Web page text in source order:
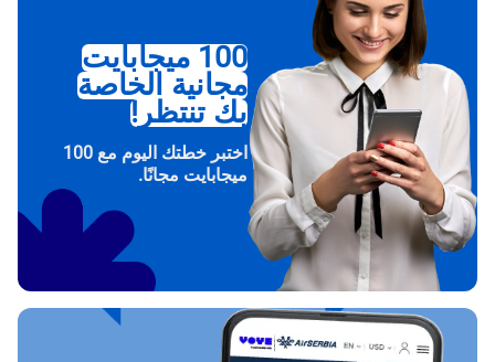
100 ميجابايت
مجانية الخاصة
بك تنتظر!
اختبر خطتك اليوم مع 100
ميجابايت مجانًا.